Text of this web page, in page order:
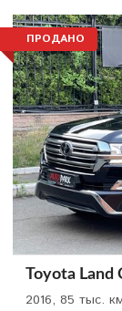
ПРОДАНО
Toyota Land
2016, 85 тыс.